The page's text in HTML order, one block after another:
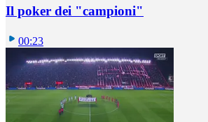
Il poker dei "campioni"
00:23